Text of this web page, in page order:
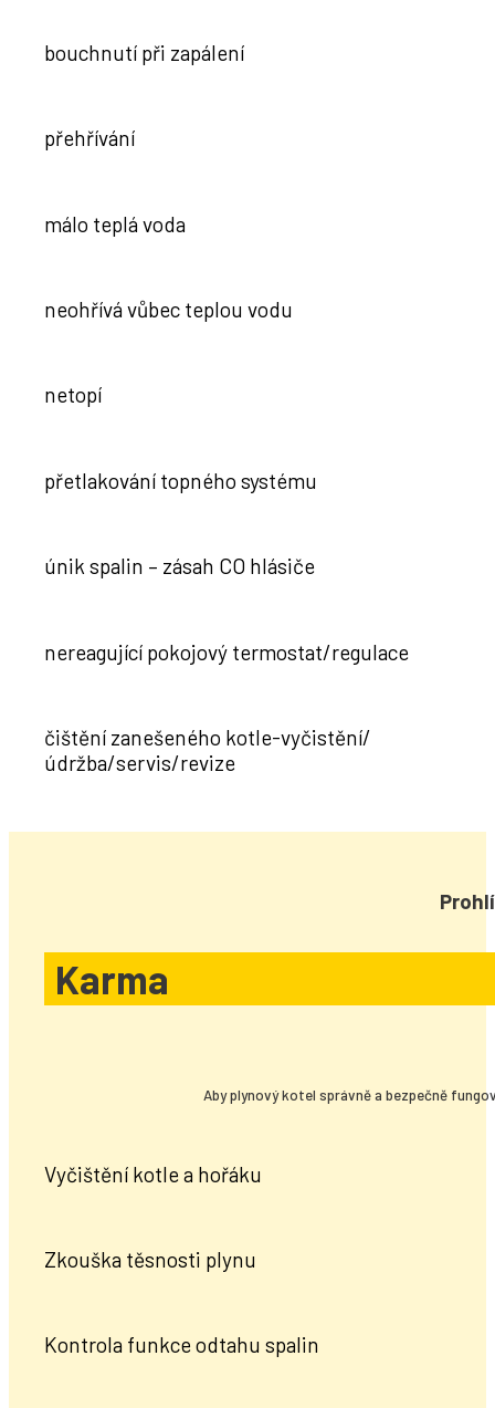
bouchnutí při zapálení
přehřívání
málo teplá voda
neohřívá vůbec teplou vodu
netopí
přetlakování topného systému
únik spalin – zásah CO hlásiče
nereagující pokojový termostat/regulace
čištění zanešeného kotle-vyčistění/
údržba/servis/revize
Karma
Aby plynový kotel správně a bezpečně
Vyčištění kotle a hořáku
Zkouška těsnosti plynu
Kontrola funkce odtahu spalin